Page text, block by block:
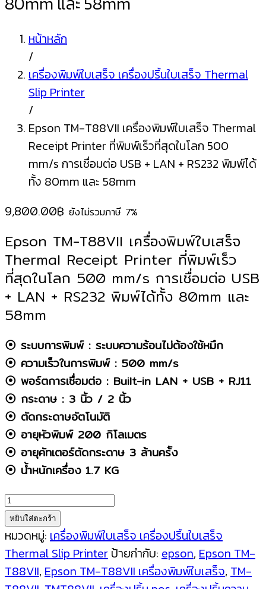
หน้าหลัก
/
เครื่องพิมพ์ใบเสร็จ เครื่องปริ้นใบเสร็จ Thermal
Slip Printer
/
Epson TM-T88VII เครื่องพิมพ์ใบเสร็จ Thermal
Receipt Printer ที่พิมพ์เร็วที่สุดในโลก 500
mm/s การเชื่อมต่อ USB + LAN + RS232 พิมพ์ได้
ทั้ง 80mm และ 58mm
9,800.00฿ ยังไม่รวมภาษี 7%
Epson TM-T88VII เครื่องพิมพ์ใบเสร็จ
Thermal Receipt Printer ที่พิมพ์เร็ว
ที่สุดในโลก 500 mm/s การเชื่อมต่อ USB
+ LAN + RS232 พิมพ์ได้ทั้ง 80mm และ
58mm
⦿ ระบบการพิมพ์ : ระบบความร้อนไม่ต้องใช้หมึก
⦿ ความเร็วในการพิมพ์ : 500 mm/s
⦿ พอร์ตการเชื่อมต่อ : Built-in LAN + USB + RJ11
⦿ กระดาษ : 3 นิ้ว / 2 นิ้ว
⦿ ตัดกระดาษอัตโนมัติ
⦿ อายุหัวพิมพ์ 200 กิโลเมตร
⦿ อายุคัทเตอร์ตัดกระดาษ 3 ล้านคร้ัง
⦿ น้ำหนักเครื่อง 1.7 KG
จำนวน
Epson
TM-
T88VII
เครื่องพิมพ์
หยิบใส่ตะกร้า
หมวดหมู่: เครื่องพิมพ์ใบเสร็จ เครื่องปริ้นใบเสร็จ
Thermal Slip Printer ป้ายกำกับ: epson, Epson TM-
T88VII, Epson TM-T88VII เครื่องพิมพ์ใบเสร็จ, TM-